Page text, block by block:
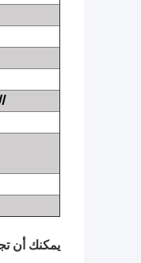
يمكنك أن